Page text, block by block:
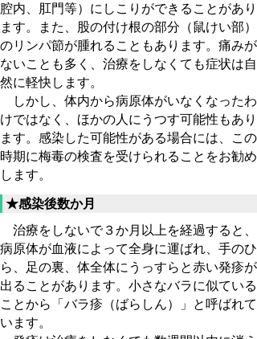
腔内、肛門等）にしこりができることがあり
ます。また、股の付け根の部分（鼠けい部）
のリンパ節が腫れることもあります。痛みが
ないことも多く、治療をしなくても症状は自
然に軽快します。
しかし、体内から病原体がいなくなったわ
けではなく、ほかの人にうつす可能性もあり
ます。感染した可能性がある場合には、この
時期に梅毒の検査を受けられることをお勧め
します。
★感染後数か月
治療をしないで３か月以上を経過すると、
病原体が血液によって全身に運ばれ、手のひ
ら、足の裏、体全体にうっすらと赤い発疹が
出ることがあります。小さなバラに似ている
ことから「バラ疹（ばらしん）」と呼ばれて
います。